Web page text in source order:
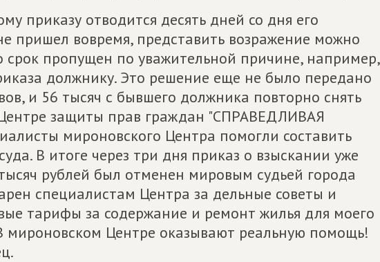
приказу отводится десять дней со дня его
пришел вовремя, представить возражение можно
срок пропущен по уважительной причине, например,
должнику. Это решение еще не было передано
и 56 тысяч с бывшего должника повторно снять
защиты прав граждан "СПРАВЕДЛИВАЯ
мироновского Центра помогли составить
В итоге через три дня приказ о взыскании уже
рублей был отменен мировым судьей города
специалистам Центра за дельные советы и
тарифы за содержание и ремонт жилья для моего
Центре оказывают реальную помощь!